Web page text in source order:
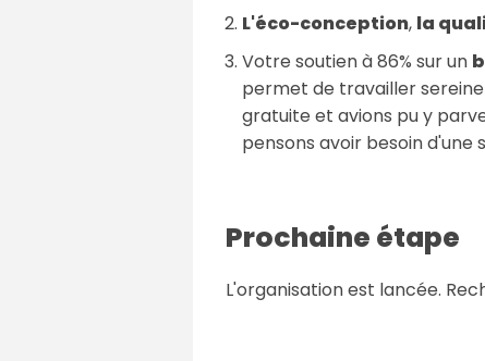
L'éco-conception, la
Votre soutien à 86% sur un
permet de travailler
gratuite et avions pu y
pensons avoir besoin
Prochaine étape
L'organisation est lancée.